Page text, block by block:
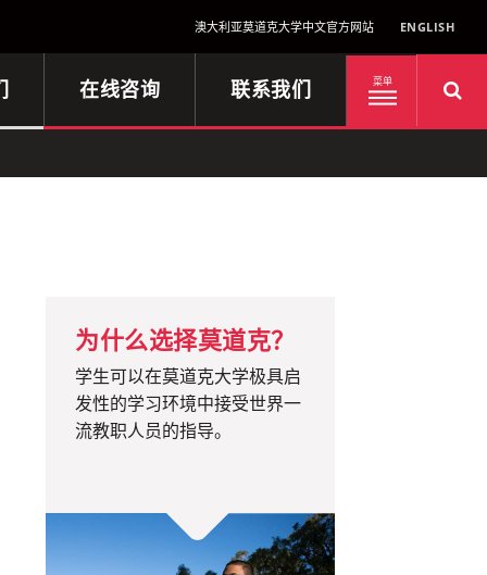
澳大利亚莫道克大学中文官方网站 ENGLISH
在线咨询 联系我们 菜单
为什么选择莫道克？
学生可以在莫道克大学极具启
发性的学习环境中接受世界一
流教职人员的指导。